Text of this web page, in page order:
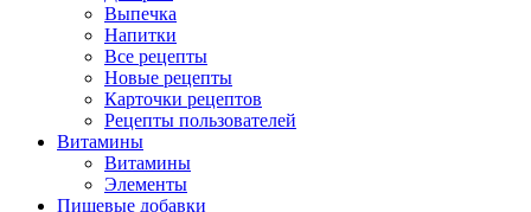
Выпечка
Напитки
Все рецепты
Новые рецепты
Карточки рецептов
Рецепты пользователей
Витамины
Витамины
Элементы
Пищевые добавки